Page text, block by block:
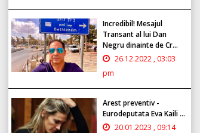
Incredibil! Mesajul
Transant al lui Dan
Negru dinainte de Cr...
26.12.2022 , 03:03
pm
Arest preventiv -
Eurodeputata Eva Kaili ...
20.01.2023 , 09:14